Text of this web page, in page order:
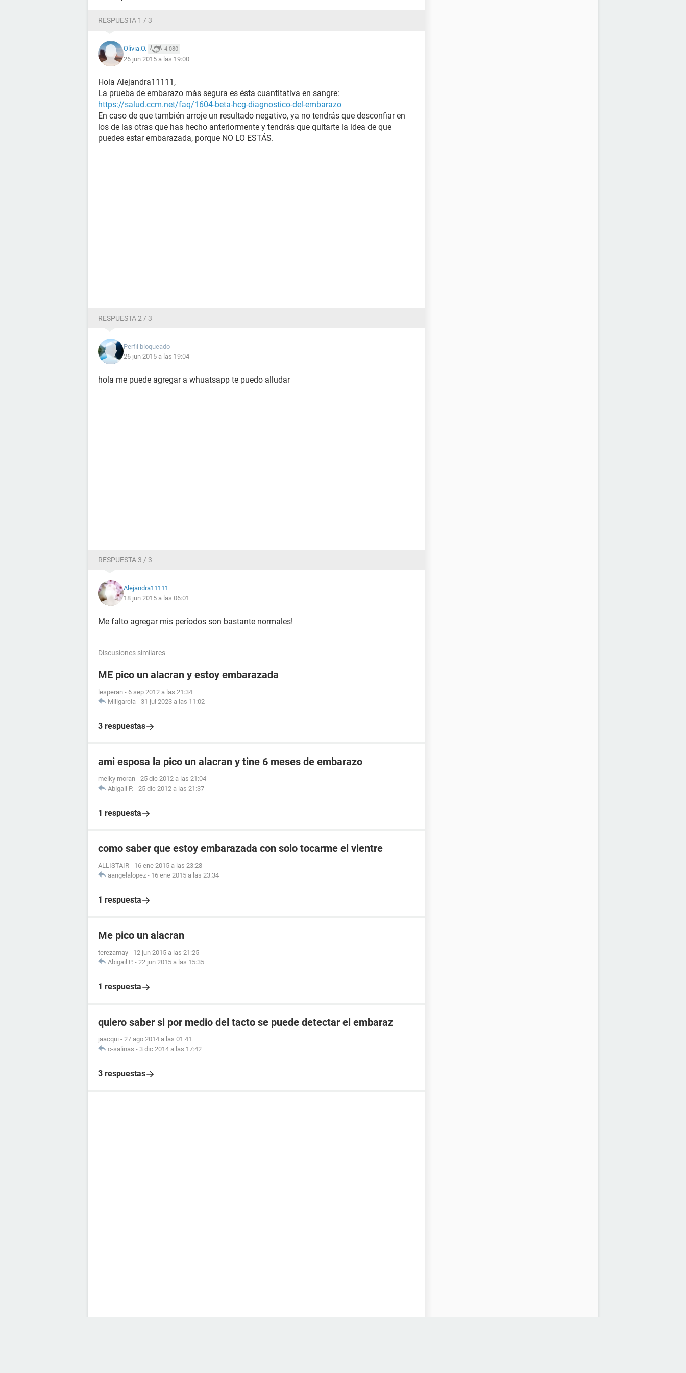
Se que hay posibilidades de que sea algo psicológico porque es algo a lo que temo
piensan??'
RESPUESTA 1 / 3
Olivia.O. 4.080
26 jun 2015 a las 19:00
Hola Alejandra11111,
La prueba de embarazo más segura es ésta cuantitativa en sangre:
https://salud.ccm.net/faq/1604-beta-hcg-diagnostico-del-embarazo
En caso de que también arroje un resultado negativo, ya no tendrás que desconfiar en
los de las otras que has hecho anteriormente y tendrás que quitarte la idea de que
puedes estar embarazada, porque NO LO ESTÁS.
RESPUESTA 2 / 3
Perfil bloqueado
26 jun 2015 a las 19:04
hola me puede agregar a whuatsapp te puedo alludar
RESPUESTA 3 / 3
Alejandra11111
18 jun 2015 a las 06:01
Me falto agregar mis períodos son bastante normales!
Discusiones similares
ME pico un alacran y estoy embarazada
lesperan - 6 sep 2012 a las 21:34
Miligarcia - 31 jul 2023 a las 11:02
3 respuestas
ami esposa la pico un alacran y tine 6 meses de embarazo
melky moran - 25 dic 2012 a las 21:04
Abigail P. - 25 dic 2012 a las 21:37
1 respuesta
como saber que estoy embarazada con solo tocarme el vientre
ALLISTAIR - 16 ene 2015 a las 23:28
aangelalopez - 16 ene 2015 a las 23:34
1 respuesta
Me pico un alacran
terezamay - 12 jun 2015 a las 21:25
Abigail P. - 22 jun 2015 a las 15:35
1 respuesta
quiero saber si por medio del tacto se puede detectar el embaraz
jaacqui - 27 ago 2014 a las 01:41
c-salinas - 3 dic 2014 a las 17:42
3 respuestas